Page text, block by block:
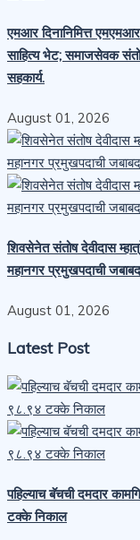
एमआर दिनानिमित्त
साहित्य भेट; समाजसेवक
सहकार्य.
August 01, 2026
शिवसेनेत संतोष देवीदास
महानगर प्रमुखपदाची
August 01, 2026
Latest Post
पहिल्याच बॅचची दमदार
टक्के निकाल